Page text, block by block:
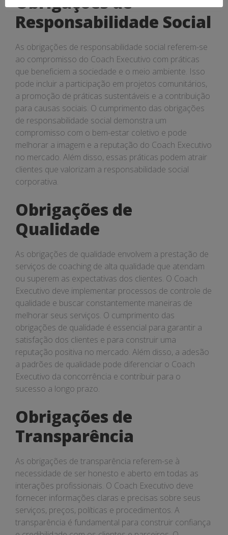
Responsabilidade Social
As obrigações de responsabilidade social referem-se
ao compromisso do Coach Executivo com práticas
que beneficiem a sociedade e o meio ambiente. Isso
pode incluir a participação em projetos comunitários,
a promoção de práticas sustentáveis e a contribuição
para causas sociais. O cumprimento das obrigações
de responsabilidade social demonstra um
compromisso com o bem-estar coletivo e pode
melhorar a imagem e a reputação do Coach Executivo
no mercado. Além disso, essas práticas podem atrair
clientes que valorizam a responsabilidade social
corporativa.
Obrigações de
Qualidade
As obrigações de qualidade envolvem a prestação de
serviços de coaching de alta qualidade que atendam
ou superem as expectativas dos clientes. O Coach
Executivo deve implementar processos de controle de
qualidade e buscar constantemente maneiras de
melhorar seus serviços. O cumprimento das
obrigações de qualidade é essencial para garantir a
satisfação dos clientes e para construir uma
reputação positiva no mercado. Além disso, a adesão
a padrões de qualidade pode diferenciar o Coach
Executivo da concorrência e contribuir para o
sucesso a longo prazo.
Obrigações de
Transparência
As obrigações de transparência referem-se à
necessidade de ser honesto e aberto em todas as
interações profissionais. O Coach Executivo deve
fornecer informações claras e precisas sobre seus
serviços, preços, políticas e procedimentos. A
transparência é fundamental para construir confiança